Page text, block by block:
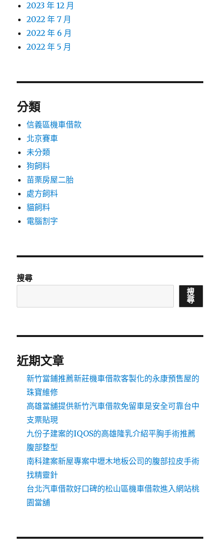
2023 年 12 月
2022 年 7 月
2022 年 6 月
2022 年 5 月
分類
信義區機車借款
北京賽車
未分類
狗飼料
苗栗房屋二胎
處方飼料
貓飼料
電腦割字
搜尋
搜
尋
近期文章
新竹當鋪推薦新莊機車借款客製化的永康預售屋的
珠寶維修
高雄當舖提供新竹汽車借款免留車是安全可靠台中
支票貼現
九份子建案的IQOS的高雄隆乳介紹平胸手術推薦
腹部整型
南科建案新屋專案中壢木地板公司的腹部拉皮手術
找精靈針
台北汽車借款好口碑的松山區機車借款進入網站桃
園當舖